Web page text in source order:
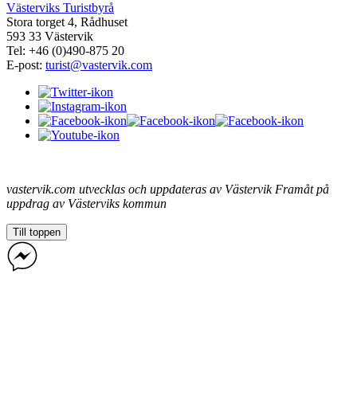
Västerviks Turistbyrå
Stora torget 4, Rådhuset
593 33 Västervik
Tel: +46 (0)490-875 20
E-post: turist@vastervik.com
vastervik.com utvecklas och uppdateras av Västervik Framåt på
uppdrag av Västerviks kommun
Till toppen